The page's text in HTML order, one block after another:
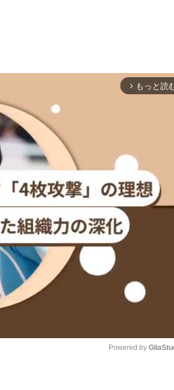
arrow_forward_ios もっと読
Powered by